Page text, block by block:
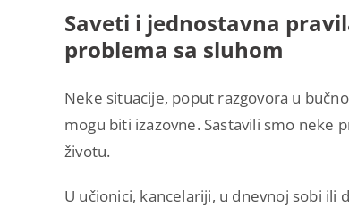
Saveti i jednostavna
problema sa sluhom
Neke situacije, poput razgovora u
mogu biti izazovne. Sastavili smo neke
životu.
U učionici, kancelariji, u dnevnoj sobi